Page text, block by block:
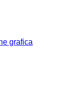
grafica